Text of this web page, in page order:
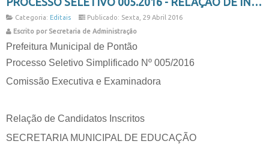
Categoria: Editais
Publicado: Sexta, 29 Abril 2016
Escrito por Secretaria de Administração
Prefeitura Municipal de Pontão
Processo Seletivo Simplificado Nº 005/2016
Comissão Executiva e Examinadora
Relação de Candidatos Inscritos
SECRETARIA MUNICIPAL DE EDUCAÇÃO